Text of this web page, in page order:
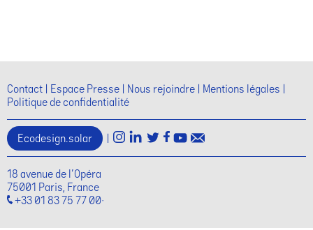
Contact Espace Presse Nous rejoindre
Mentions légales
Politique de confidentialité
Ecodesign.solar |
18 avenue de l'Opéra
75001 Paris, France
+33 01 83 75 77 00·